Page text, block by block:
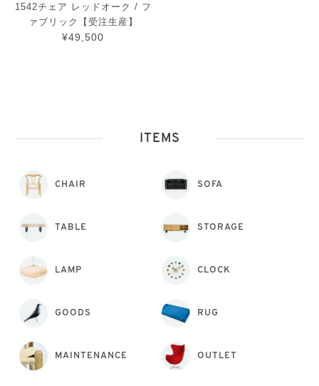
1542チェア レッドオーク / フ
ァブリック【受注生産】
¥49,500
ITEMS
CHAIR SOFA
TABLE STORAGE
LAMP CLOCK
GOODS RUG
MAINTENANCE OUTLET